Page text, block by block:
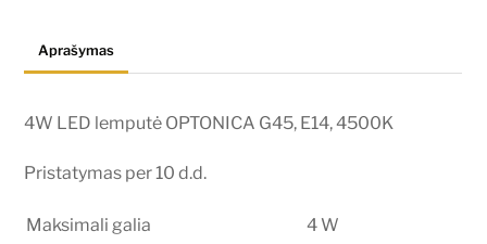
4500K
Aprašymas
4W LED lemputė OPTONICA G45, E14, 4500K
Pristatymas per 10 d.d.
Maksimali galia 4 W